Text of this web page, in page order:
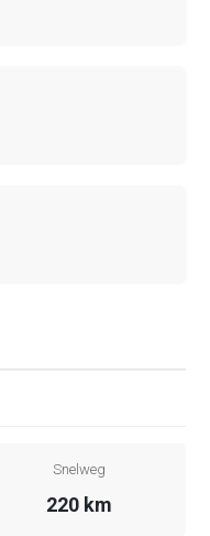
Snelweg
220 km